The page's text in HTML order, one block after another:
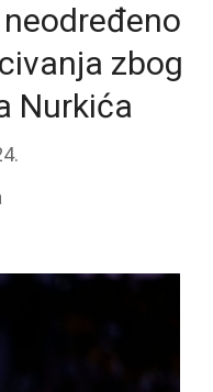
zbog
Nurkića